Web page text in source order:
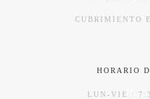
CUBRIMIENTO
HORARIO
LUN-VIE :